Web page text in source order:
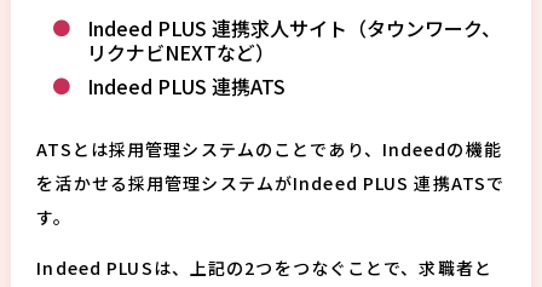
Indeed PLUS 連携求人サイト（タウンワーク、
リクナビNEXTなど）
Indeed PLUS 連携ATS
ATSとは採用管理システムのことであり、Indeedの機能
を活かせる採用管理システムがIndeed PLUS 連携ATSで
す。
Indeed PLUSは、上記の2つをつなぐことで、求職者と